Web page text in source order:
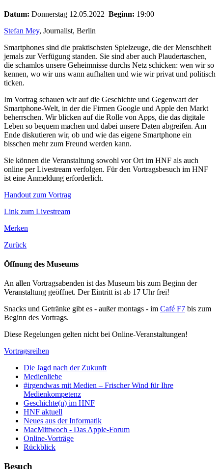
Datum: Donnerstag 12.05.2022 Beginn: 19:00
Stefan Mey, Journalist, Berlin
Smartphones sind die praktischsten Spielzeuge, die der Menschheit
jemals zur Verfügung standen. Sie sind aber auch Plaudertaschen,
die schamlos unsere Geheimnisse durchs Netz schicken: wen wir so
kennen, wo wir uns wann aufhalten und wie wir privat und politisch
ticken.
Im Vortrag schauen wir auf die Geschichte und Gegenwart der
Smartphone-Welt, in der die Firmen Google und Apple den Markt
beherrschen. Wir blicken auf die Rolle von Apps, die das digitale
Leben so bequem machen und dabei unsere Daten abgreifen. Am
Ende diskutieren wir, ob und wie das eigene Smartphone ein
bisschen mehr zum Freund werden kann.
Sie können die Veranstaltung sowohl vor Ort im HNF als auch
online per Livestream verfolgen. Für den Vortragsbesuch im HNF
ist eine Anmeldung erforderlich.
Handout zum Vortrag
Link zum Livestream
Merken
Zurück
Öffnung des Museums
An allen Vortragsabenden ist das Museum bis zum Beginn der
Veranstaltung geöffnet. Der Eintritt ist ab 17 Uhr frei!
Snacks und Getränke gibt es - außer montags - im Café F7 bis zum
Beginn des Vortrags.
Diese Regelungen gelten nicht bei Online-Veranstaltungen!
Vortragsreihen
Die Jagd nach der Zukunft
Medienliebe
#irgendwas mit Medien – Frischer Wind für Ihre
Medienkompetenz
Geschichte(n) im HNF
HNF aktuell
Neues aus der Informatik
MacMittwoch - Das Apple-Forum
Online-Vorträge
Rückblick
Besuch